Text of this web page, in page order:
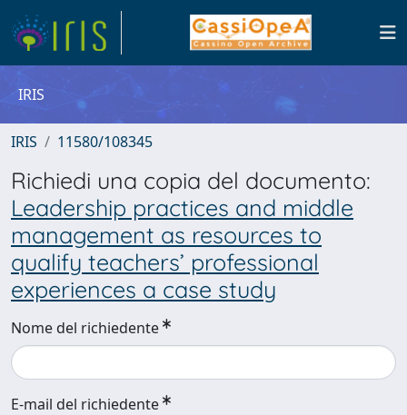
IRIS
IRIS 11580/108345
Richiedi una copia del documento:
Leadership practices and middle
management as resources to
qualify teachers’ professional
experiences a case study
Nome del richiedente
E-mail del richiedente